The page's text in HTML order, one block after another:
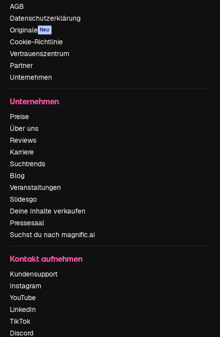
AGB
Datenschutzerklärung
Originale Neu
Cookie-Richtlinie
Vertrauenszentrum
Partner
Unternehmen
Unternehmen
Preise
Über uns
Reviews
Karriere
Suchtrends
Blog
Veranstaltungen
Slidesgo
Deine Inhalte verkaufen
Pressesaal
Suchst du nach magnific.ai
Kontakt aufnehmen
Kundensupport
Instagram
YouTube
LinkedIn
TikTok
Discord